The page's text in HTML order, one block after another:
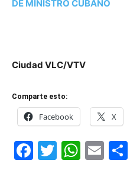
DE MINISTRO CUBANO
Ciudad VLC/VTV
Comparte esto:
Facebook X
Facebook
Twitter